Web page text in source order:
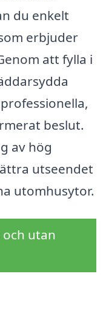
du enkelt
erbjuder
att fylla i
beslut.
av hög
utseendet
utomhusytor.
utan